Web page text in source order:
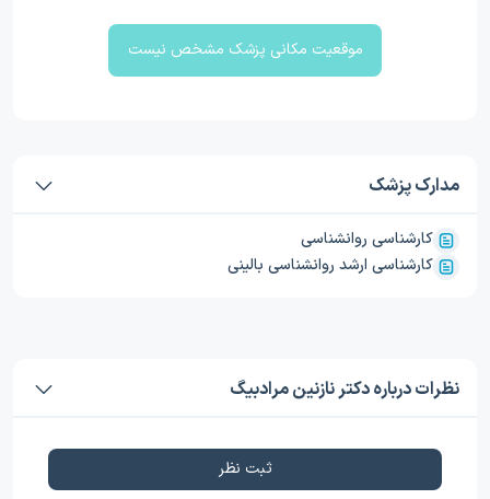
موقعیت مکانی پزشک مشخص نیست
مدارک پزشک
کارشناسی روانشناسی
کارشناسی ارشد روانشناسی بالینی
نظرات درباره دکتر نازنین مرادبیگ
ثبت نظر